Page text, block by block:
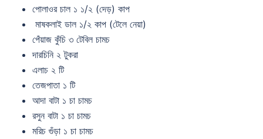
পোলাওর চাল ১ ১/২ (দেড়) কাপ
মাষকলাই ডাল ১/২ কাপ (টেলে নেয়া)
পেঁয়াজ কুঁচি ৩ টেবিল চামচ
দারচিনি ২ টুকরা
এলাচ ২ টি
তেজপাতা ১ টি
আদা বাটা ১ চা চামচ
রসুন বাটা ১ চা চামচ
মরিচ গুঁড়া ১ চা চামচ